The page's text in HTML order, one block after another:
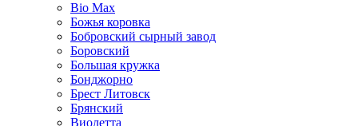
Bio Max
Божья коровка
Бобровский сырный завод
Боровский
Большая кружка
Бонджорно
Брест Литовск
Брянский
Виолетта